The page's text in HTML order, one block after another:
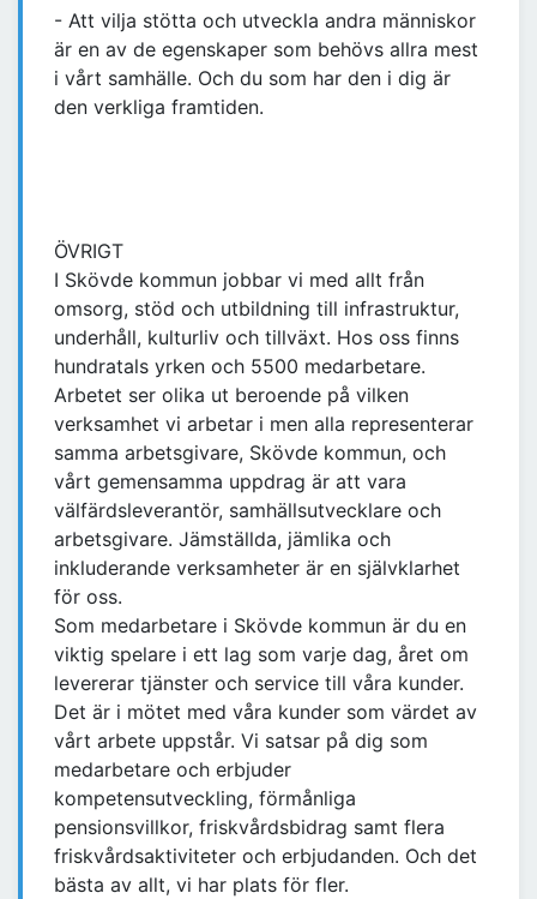
- Att vilja stötta och utveckla andra människor
är en av de egenskaper som behövs allra mest
i vårt samhälle. Och du som har den i dig är
den verkliga framtiden.
ÖVRIGT
I Skövde kommun jobbar vi med allt från
omsorg, stöd och utbildning till infrastruktur,
underhåll, kulturliv och tillväxt. Hos oss finns
hundratals yrken och 5500 medarbetare.
Arbetet ser olika ut beroende på vilken
verksamhet vi arbetar i men alla representerar
samma arbetsgivare, Skövde kommun, och
vårt gemensamma uppdrag är att vara
välfärdsleverantör, samhällsutvecklare och
arbetsgivare. Jämställda, jämlika och
inkluderande verksamheter är en självklarhet
för oss.
Som medarbetare i Skövde kommun är du en
viktig spelare i ett lag som varje dag, året om
levererar tjänster och service till våra kunder.
Det är i mötet med våra kunder som värdet av
vårt arbete uppstår. Vi satsar på dig som
medarbetare och erbjuder
kompetensutveckling, förmånliga
pensionsvillkor, friskvårdsbidrag samt flera
friskvårdsaktiviteter och erbjudanden. Och det
bästa av allt, vi har plats för fler.